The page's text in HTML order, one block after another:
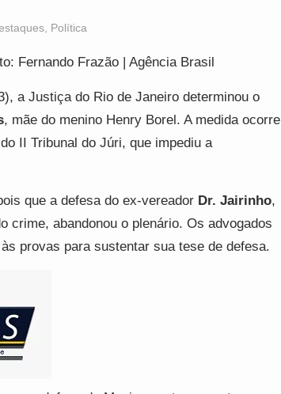
Política
Fernando Frazão | Agência Brasil
a Justiça do Rio de Janeiro determinou o
, mãe do menino Henry Borel. A medida ocorre
II Tribunal do Júri, que impediu a
que a defesa do ex-vereador Dr. Jairinho,
crime, abandonou o plenário. Os advogados
provas para sustentar sua tese de defesa.